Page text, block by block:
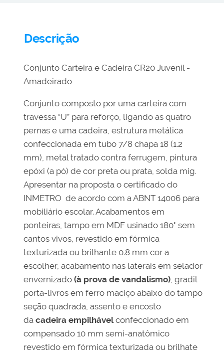
Descrição
Conjunto Carteira e Cadeira CR20 Juvenil -
Amadeirado
Conjunto composto por uma carteira com
travessa “U” para reforço, ligando as quatro
pernas e uma cadeira, estrutura metálica
confeccionada em tubo 7/8 chapa 18 (1.2
mm), metal tratado contra ferrugem, pintura
epóxi (a pó) de cor preta ou prata, solda mig.
Apresentar na proposta o certificado do
INMETRO de acordo com a ABNT 14006 para
mobiliário escolar. Acabamentos em
ponteiras, tampo em MDF usinado 180° sem
cantos vivos, revestido em fórmica
texturizada ou brilhante 0.8 mm cor a
escolher, acabamento nas laterais em selador
envernizado(à prova de vandalismo), gradil
porta-livros em ferro maciço abaixo do tampo
seção quadrada, assento e encosto
dacadeira empilhávelconfeccionado em
compensado 10 mm semi-anatômico
revestido em fórmica texturizada ou brilhate